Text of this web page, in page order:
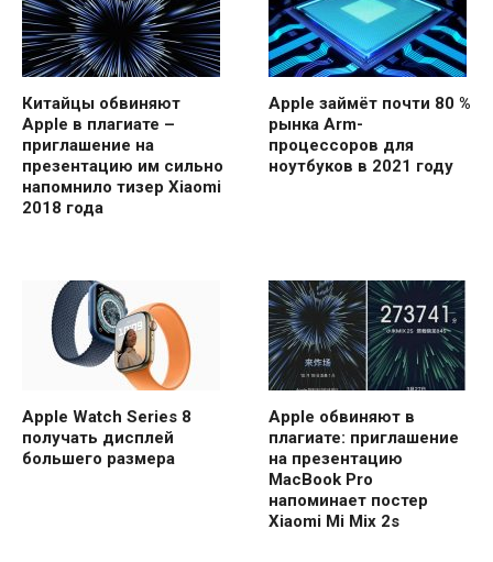
Китайцы обвиняют
Apple в плагиате –
приглашение на
презентацию им сильно
напомнило тизер Xiaomi
2018 года
Apple займёт почти 80 %
рынка Arm-
процессоров для
ноутбуков в 2021 году
Apple Watch Series 8
получать дисплей
большего размера
Apple обвиняют в
плагиате: приглашение
на презентацию
MacBook Pro
напоминает постер
Xiaomi Mi Mix 2s